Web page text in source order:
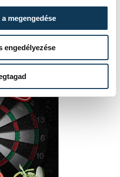
megengedése
engedélyezése